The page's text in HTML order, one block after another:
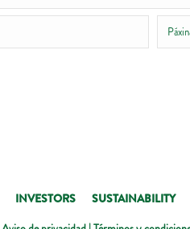
INVESTORS
SUSTAINABILITY